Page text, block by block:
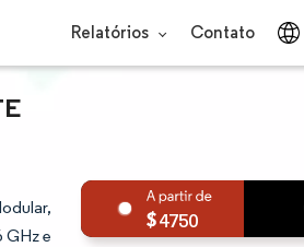
Relatórios Contato
GHz e
4750